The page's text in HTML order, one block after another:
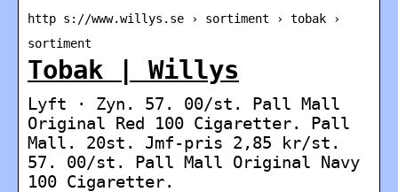
http s://www.willys.se › sortiment › tobak ›
sortiment
Tobak | Willys
Lyft · Zyn. 57. 00/st. Pall Mall
Original Red 100 Cigaretter. Pall
Mall. 20st. Jmf-pris 2,85 kr/st.
57. 00/st. Pall Mall Original Navy
100 Cigaretter.